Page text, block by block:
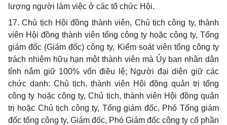
lượng người làm việc ở các tổ chức Hội.
17. Chủ tịch Hội đồng thành viên, Chủ tịch công ty, thành
viên Hội đồng thành viên tổng công ty hoặc công ty, Tổng
giám đốc (Giám đốc) công ty, Kiểm soát viên tổng công ty
trách nhiệm hữu hạn một thành viên mà Ủy ban nhân dân
tỉnh nắm giữ 100% vốn điều lệ; Người đại diện giữ các
chức danh: Chủ tịch, thành viên Hội đồng quản trị tổng
công ty hoặc công ty, Chủ tịch, thành viên Hội đồng quản
trị hoặc Chủ tịch công ty, Tổng giám đốc, Phó Tổng giám
đốc tổng công ty, Giám đốc, Phó Giám đốc công ty cổ phần